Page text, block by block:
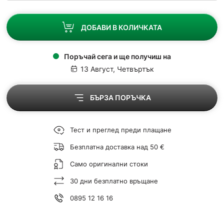
ДОБАВИ В КОЛИЧКАТА
Поръчай сега и ще получиш на
13 Август, Четвъртък
БЪРЗА ПОРЪЧКА
Тест и преглед преди плащане
Безплатна доставка над 50 €
Само оригинални стоки
30 дни безплатно връщане
0895 12 16 16